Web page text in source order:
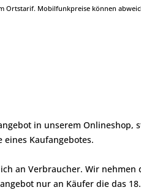
Ortstarif. Mobilfunkpreise können
in unserem Onlineshop,
Kaufangebotes.
an Verbraucher. Wir
nur an Käufer die das